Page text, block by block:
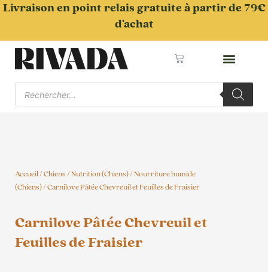
Aller
Livraison en point relais gratuite à partir de 79€
d'achat
Panier
Recherche
produits
Accueil/Chiens/Nutrition (Chiens)/Nourriture humide
(Chiens)/ Carnilove Pâtée Chevreuil et Feuilles de Fraisier
Carnilove Pâtée Chevreuil et
Feuilles de Fraisier